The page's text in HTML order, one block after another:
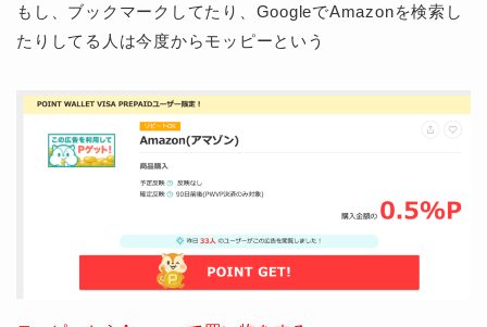
もし、ブックマークしてたり、GoogleでAmazonを検索し
たりしてる人は今度からモッピーという